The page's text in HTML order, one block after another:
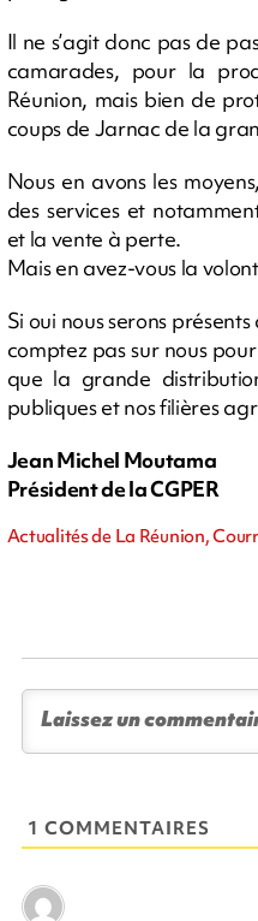
Il ne s’agit donc pas de
camarades, pour la
Réunion, mais bien de
coups de Jarnac de la
Nous en avons les
des services et
et la vente à perte.
Mais en avez-vous la
Si oui nous serons
comptez pas sur nous
que la grande
publiques et nos filières
Jean Michel Moutama
Président de la CGPER
Actualités de La Réunion,
1 COMMENTAIRES